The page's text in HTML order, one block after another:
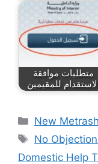
متطلبات موافقة
للمقيمين
New Metrash
No
Domestic Help